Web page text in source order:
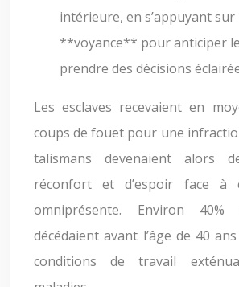
intérieure, en s’appuyant sur
**voyance** pour anticiper
prendre des décisions
Les esclaves recevaient en
coups de fouet pour une
talismans devenaient alors
réconfort et d’espoir face à
omniprésente. Environ 40%
décédaient avant l’âge de 40
conditions de travail